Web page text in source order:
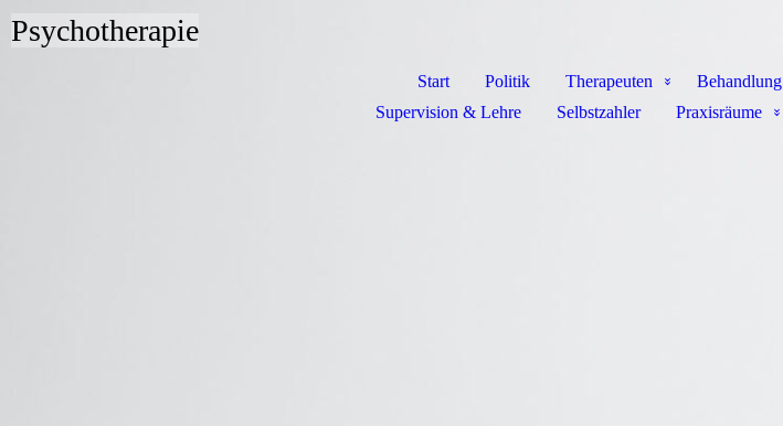
Psychotherapie
Start Politik Therapeuten Behandlung
Supervision & Lehre
Selbstzahler Praxisräume